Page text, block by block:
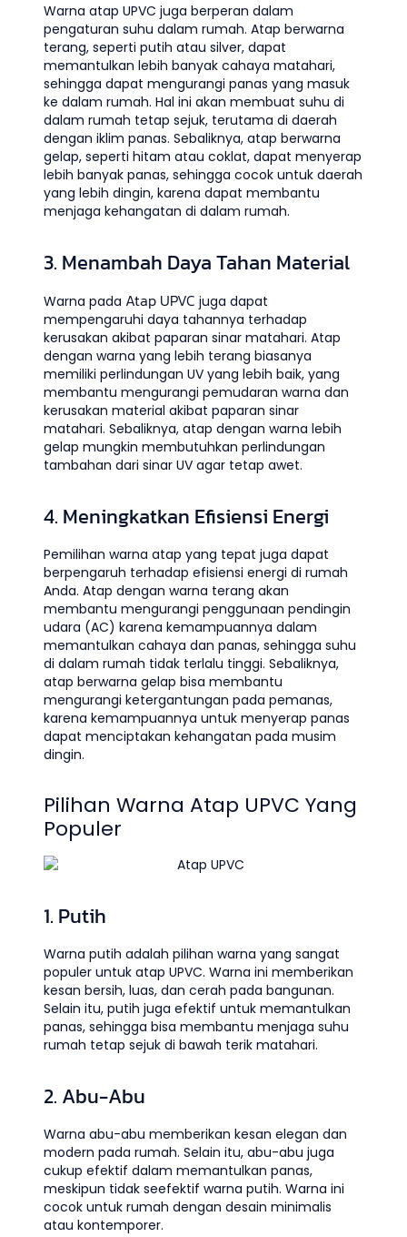
Warna atap UPVC juga berperan dalam
pengaturan suhu dalam rumah. Atap berwarna
terang, seperti putih atau silver, dapat
memantulkan lebih banyak cahaya matahari,
sehingga dapat mengurangi panas yang masuk
ke dalam rumah. Hal ini akan membuat suhu di
dalam rumah tetap sejuk, terutama di daerah
dengan iklim panas. Sebaliknya, atap berwarna
gelap, seperti hitam atau coklat, dapat menyerap
lebih banyak panas, sehingga cocok untuk daerah
yang lebih dingin, karena dapat membantu
menjaga kehangatan di dalam rumah.
3. Menambah Daya Tahan Material
Warna pada Atap UPVC juga dapat
mempengaruhi daya tahannya terhadap
kerusakan akibat paparan sinar matahari. Atap
dengan warna yang lebih terang biasanya
memiliki perlindungan UV yang lebih baik, yang
membantu mengurangi pemudaran warna dan
kerusakan material akibat paparan sinar
matahari. Sebaliknya, atap dengan warna lebih
gelap mungkin membutuhkan perlindungan
tambahan dari sinar UV agar tetap awet.
4. Meningkatkan Efisiensi Energi
Pemilihan warna atap yang tepat juga dapat
berpengaruh terhadap efisiensi energi di rumah
Anda. Atap dengan warna terang akan
membantu mengurangi penggunaan pendingin
udara (AC) karena kemampuannya dalam
memantulkan cahaya dan panas, sehingga suhu
di dalam rumah tidak terlalu tinggi. Sebaliknya,
atap berwarna gelap bisa membantu
mengurangi ketergantungan pada pemanas,
karena kemampuannya untuk menyerap panas
dapat menciptakan kehangatan pada musim
dingin.
Pilihan Warna Atap UPVC Yang
Populer
1. Putih
Warna putih adalah pilihan warna yang sangat
populer untuk atap UPVC. Warna ini memberikan
kesan bersih, luas, dan cerah pada bangunan.
Selain itu, putih juga efektif untuk memantulkan
panas, sehingga bisa membantu menjaga suhu
rumah tetap sejuk di bawah terik matahari.
2. Abu-Abu
Warna abu-abu memberikan kesan elegan dan
modern pada rumah. Selain itu, abu-abu juga
cukup efektif dalam memantulkan panas,
meskipun tidak seefektif warna putih. Warna ini
cocok untuk rumah dengan desain minimalis
atau kontemporer.